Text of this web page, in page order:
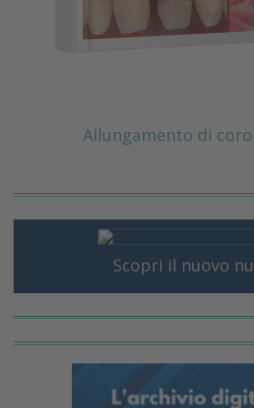
Allungamento di
Scopri il nuovo